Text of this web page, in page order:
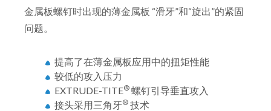
金属板螺钉时出现的薄金属板 “滑牙”和“旋出”的紧固
问题。
提高了在薄金属板应用中的扭矩性能
较低的攻入压力
EXTRUDE-TITE® 螺钉引导垂直攻入
接头采用三角牙® 技术